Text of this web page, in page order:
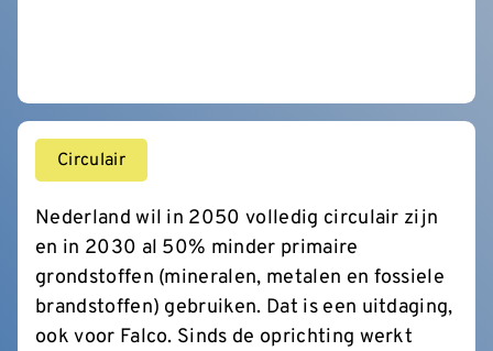
Circulair
Nederland wil in 2050 volledig circulair zijn
en in 2030 al 50% minder primaire
grondstoffen (mineralen, metalen en fossiele
brandstoffen) gebruiken. Dat is een uitdaging,
ook voor Falco. Sinds de oprichting werkt